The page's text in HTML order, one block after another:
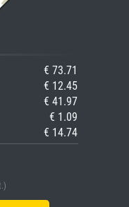
€ 73.71
€ 12.45
€ 41.97
€ 1.09
€ 14.74